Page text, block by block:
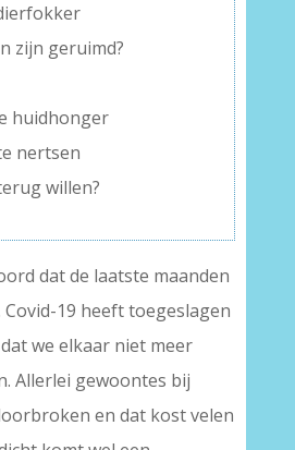
zijn geruimd?
huidhonger
nertsen
willen?
dat de laatste maanden
19 heeft toegeslagen
we elkaar niet meer
Allerlei gewoontes bij
en dat kost velen